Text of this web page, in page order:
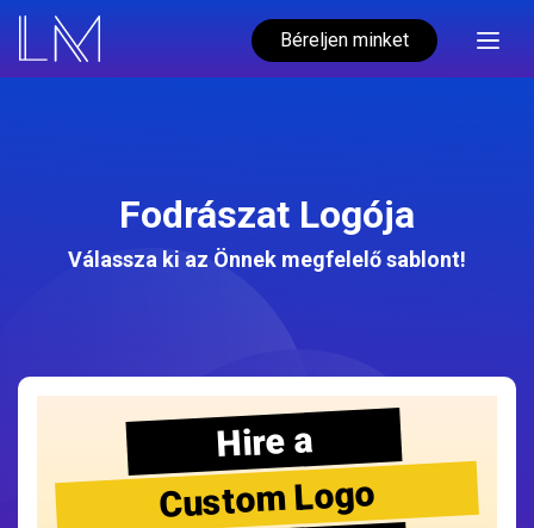
Béreljen minket
Fodrászat Logója
Válassza ki az Önnek megfelelő sablont!
Hire a
Custom Logo